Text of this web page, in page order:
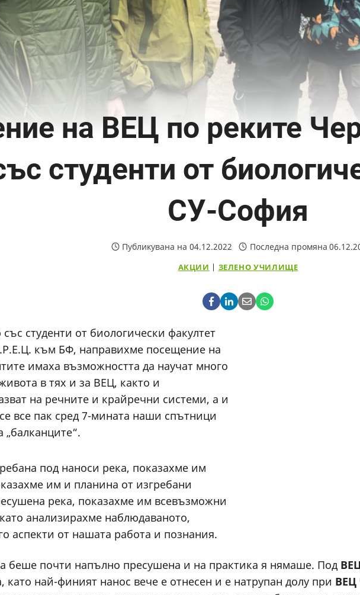
на ВЕЦ по реките
студенти от
СУ-София
Публикувана на 04.12.2022 Последна промяна
АКЦИИ | ЗЕЛЕНО УЧИЛИЩЕ
студенти от биологически факултет
към БФ, направихме посещение на
имаха възможността да научат много
в тях и за ВЕЦ, както и
на речните и крайречни системи, а и
все пак сред 7-мината наши спътници
под наноси река, показахме им
им и планина от изгребани
река, показахме им всевъзможни
анализирахме наблюдаваното,
аспекти от нашата работа и познания.
беше почти напълно пресушена и на практика я нямаше. Под
като най-финият нанос вече е отнесен и е натрупан долу при ВЕЦ